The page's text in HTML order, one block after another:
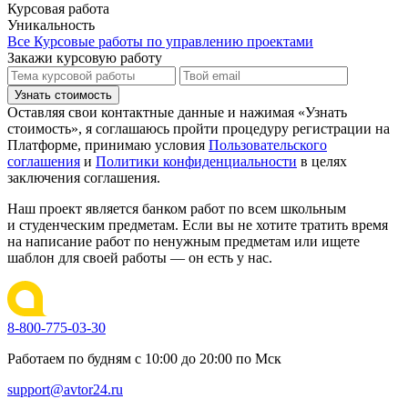
Курсовая работа
Уникальность
Все Курсовые работы по управлению проектами
Закажи курсовую работу
Узнать стоимость
Оставляя свои контактные данные и нажимая «Узнать
стоимость», я соглашаюсь пройти процедуру регистрации на
Платформе, принимаю условия Пользовательского
соглашения и Политики конфиденциальности в целях
заключения соглашения.
Наш проект является банком работ по всем школьным
и студенческим предметам. Если вы не хотите тратить время
на написание работ по ненужным предметам или ищете
шаблон для своей работы — он есть у нас.
8-800-775-03-30
Работаем по будням с 10:00 до 20:00 по Мск
support@avtor24.ru